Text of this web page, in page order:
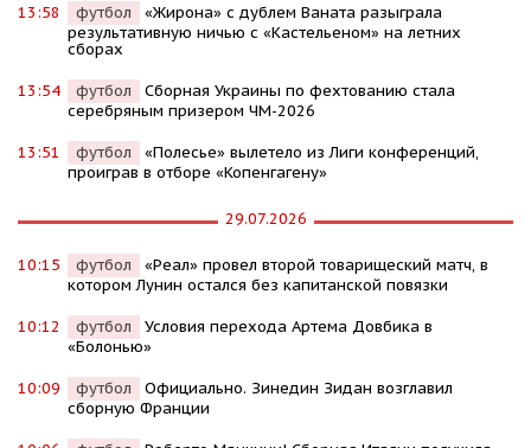
13:58 футбол
«Жирона» с дублем Ваната разыграла
результативную ничью с «Кастельеном» на летних
сборах
13:54 футбол
Сборная Украины по фехтованию стала
серебряным призером ЧМ-2026
13:51 футбол
«Полесье» вылетело из Лиги конференций,
проиграв в отборе «Копенгагену»
29.07.2026
10:15 футбол
«Реал» провел второй товарищеский матч, в
котором Лунин остался без капитанской повязки
10:12 футбол
Условия перехода Артема Довбика в
«Болонью»
10:09 футбол
Официально. Зинедин Зидан возглавил
сборную Франции